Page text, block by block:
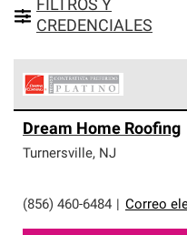
FILTROS Y
CREDENCIALES
Corning constituyen el
exclusiva y cumplen con
sistemas de techos.
Dream Home Roofing
Turnersville, NJ
(856) 460-6484 Correo